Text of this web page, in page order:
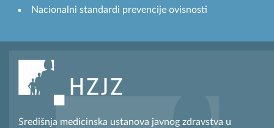
Nacionalni standardi prevencije ovisnosti
Središnja medicinska ustanova javnog zdravstva u